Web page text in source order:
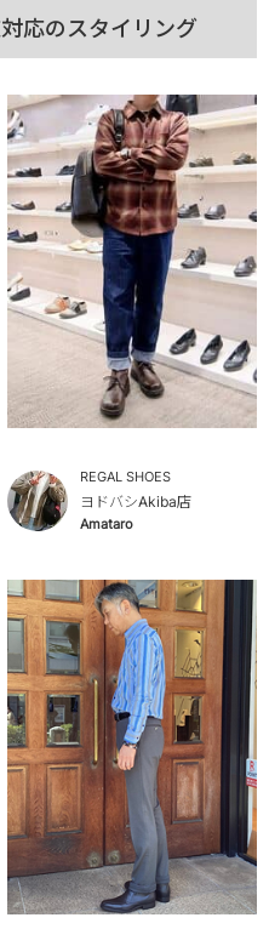
応のスタイリング
REGAL SHOES
ヨドバシAkiba店
Amataro